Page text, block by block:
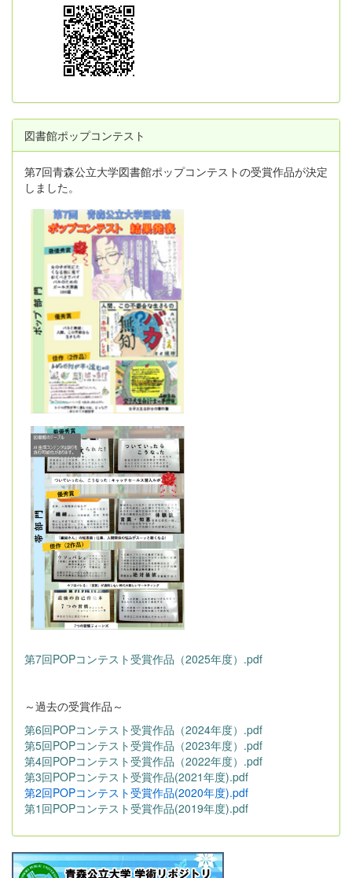
図書館ポップコンテスト
第7回青森公立大学図書館ポップコンテストの受賞作品が決定
しました。
第7回POPコンテスト受賞作品（2025年度）.pdf
～過去の受賞作品～
第6回POPコンテスト受賞作品（2024年度）.pdf
第5回POPコンテスト受賞作品（2023年度）.pdf
第4回POPコンテスト受賞作品（2022年度）.pdf
第3回POPコンテスト受賞作品(2021年度).pdf
第2回POPコンテスト受賞作品(2020年度).pdf
第1回POPコンテスト受賞作品(2019年度).pdf